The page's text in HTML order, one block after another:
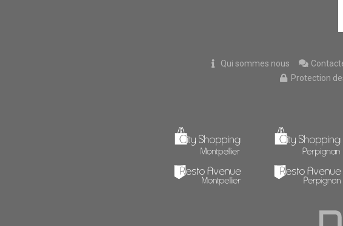
Qui sommes nous
Protection